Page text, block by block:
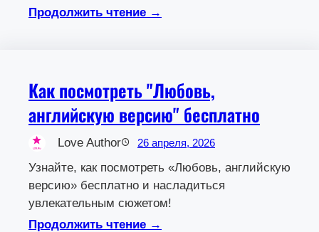
Продолжить чтение →
Как посмотреть "Любовь,
английскую версию" бесплатно
Love Author 26 апреля, 2026
Узнайте, как посмотреть «Любовь, английскую
версию» бесплатно и насладиться
увлекательным сюжетом!
Продолжить чтение →